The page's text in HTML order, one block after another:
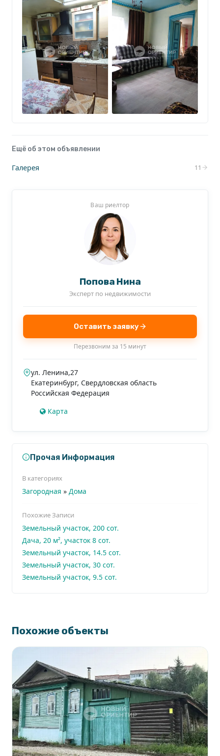
Ещё об этом объявлении
Галерея 11
Ваш риелтор
Попова Нина
Эксперт по недвижимости
Оставить заявку
Перезвоним за 15 минут
ул. Ленина,27
Екатеринбург, Свердловская область
Российская Федерация
Карта
Прочая Информация
В категориях
Загородная » Дома
Похожие Записи
Земельный участок, 200 сот.
Дача, 20 м², участок 8 сот.
Земельный участок, 14.5 сот.
Земельный участок, 30 сот.
Земельный участок, 9.5 сот.
Похожие объекты